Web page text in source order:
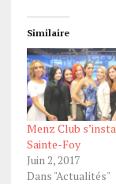
Similaire
Menz Club
Sainte-Foy
Juin 2, 2017
Dans "Actualités"